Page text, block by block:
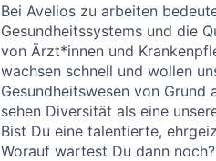
Bei Avelios zu arbeiten
Gesundheitssystems und die
von Ärzt*innen und
wachsen schnell und wollen
Gesundheitswesen von
sehen Diversität als eine
Bist Du eine talentierte,
Worauf wartest Du dann